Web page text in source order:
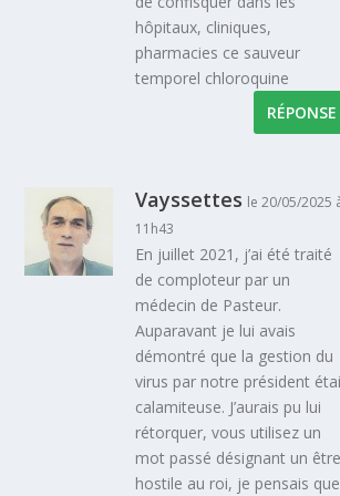
hôpitaux, cliniques,
pharmacies ce sauveur
temporel chloroquine
RÉPONSE
Vayssettes le 20/05/2025
11h43
En juillet 2021, j’ai été traité
de comploteur par un
médecin de Pasteur.
Auparavant je lui avais
démontré que la gestion du
virus par notre président
calamiteuse. J’aurais pu lui
rétorquer, vous utilisez un
mot passé désignant un être
hostile au roi, je pensais que